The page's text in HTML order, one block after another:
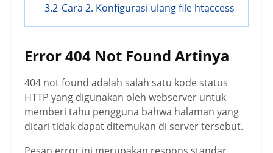
3.2 Cara 2. Konfigurasi ulang file htaccess
Error 404 Not Found Artinya
404 not found adalah salah satu kode status
HTTP yang digunakan oleh webserver untuk
memberi tahu pengguna bahwa halaman yang
dicari tidak dapat ditemukan di server tersebut.